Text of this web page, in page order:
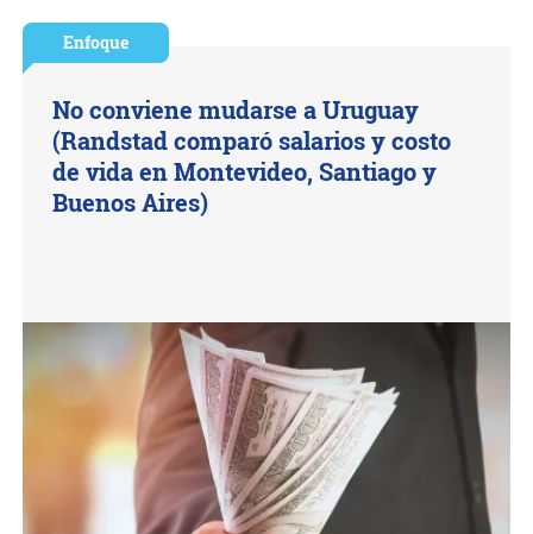
Enfoque
No conviene mudarse a Uruguay
(Randstad comparó salarios y costo
de vida en Montevideo, Santiago y
Buenos Aires)